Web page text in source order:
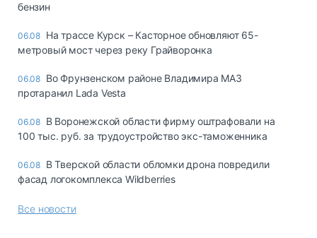
бензин
06.08 На трассе Курск – Касторное обновляют 65-
метровый мост через реку Грайворонка
06.08 Во Фрунзенском районе Владимира МАЗ
протаранил Lada Vesta
06.08 В Воронежской области фирму оштрафовали на
100 тыс. руб. за трудоустройство экс-таможенника
06.08 В Тверской области обломки дрона повредили
фасад логокомплекса Wildberries
Все новости